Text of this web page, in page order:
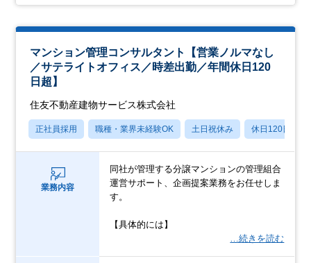
マンション管理コンサルタント【営業ノルマなし
／サテライトオフィス／時差出勤／年間休日120
日超】
住友不動産建物サービス株式会社
正社員採用 職種・業界未経験OK 土日祝休み 休日120日以上
業務内容
同社が管理する分譲マンションの管理組合
運営サポート、企画提案業務をお任せしま
す。
【具体的には】
…続きを読む